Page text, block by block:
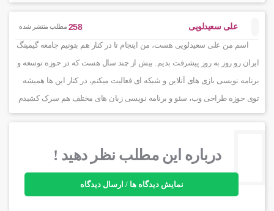
علی سعیدلویی 258 مطلب منتشر شده
اسم من علی سعیدلویی هست، من اینجام تا در کنار هم بتونیم جامعه گیمینگ
ایران رو روز به روز پیشرفت بدیم. بیش از چند سال هست که در حوزه توسعه و
برنامه نویسی بازی های آنلاین و شبکه ای فعالیت میکنم، در کنار این ها همیشه
توی حوزه طراحی وب، سئو و برنامه نویسی زبان های مختلف هم سرک کشیدم
درباره این مطلب نظر دهید !
نمایش دیدگاه ها / ارسال دیدگاه